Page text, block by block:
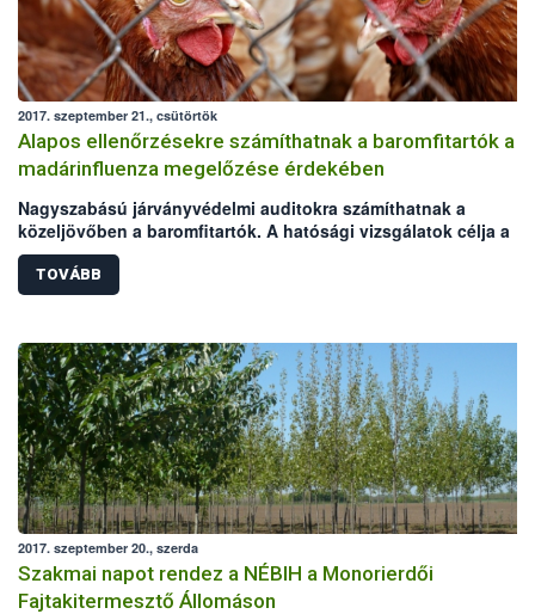
2017. szeptember 21., csütörtök
Alapos ellenőrzésekre számíthatnak a baromfitartók a
madárinfluenza megelőzése érdekében
Nagyszabású járványvédelmi auditokra számíthatnak a
közeljövőben a baromfitartók. A hatósági vizsgálatok célja a
madárinfluenza megelőzése, melynek felbukkanására az őszi-
vadmadárvonulások idején ismét nagyobb az esély. Az akció a
Baromfi Termék Tanács (BTT) kezdeményezésére indul,
(NÉBIH) és a területileg illetékes kormányhivatalok biztosítják a
szakmai hátteret. Az audit arra hívja fel az állattartók figyelmét,
hogy a járványvédelmi előírások betartásával sokat tehetnek a
baromfiágazati kockázatok csökkentéséért.
TOVÁBB
2017. szeptember 20., szerda
Szakmai napot rendez a NÉBIH a Monorierdői
Fajtakitermesztő Állomáson